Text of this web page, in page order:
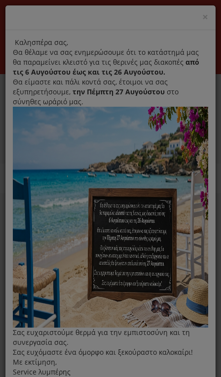
Αποκλειστικά γνήσια ανταλλακτικά
Σύνδεση Εγγραφή Εταιρεία Επικοινωνία
0
Ανταλλακτικά ηλεκτρικών συσκευών MENU
Home
Προσωπική Φροντίδα
Φυσούνα Για Σεσουάρ IZZY VHD6837
×
title
Καλησπέρα σας,
Θα θέλαμε να σας ενημερώσουμε ότι το κατάστημά μας
θα παραμείνει κλειστό για τις θερινές μας διακοπές από
τις 6 Αυγούστου έως και τις 26 Αυγούστου.
Θα είμαστε και πάλι κοντά σας, έτοιμοι να σας
εξυπηρετήσουμε, την Πέμπτη 27 Αυγούστου στο
σύνηθες ωράριό μας.
Σας ευχαριστούμε θερμά για την εμπιστοσύνη και τη
συνεργασία σας.
Σας ευχόμαστε ένα όμορφο και ξεκούραστο καλοκαίρι!
Με εκτίμηση,
Service λυμπέρης